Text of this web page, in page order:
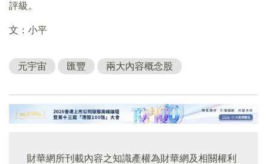
評級。
文：小平
元宇宙 匯豐 兩大內容概念股
財華網所刊載內容之知識產權為財華網及相關權利